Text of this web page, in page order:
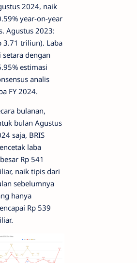
2024, naik
year-on-year
Agustus 2023:
3.71 triliun). Laba
setara dengan
estimasi
analis
FY 2024.
bulanan,
bulan Agustus
saja, BRIS
laba
Rp 541
naik tipis dari
sebelumnya
hanya
Rp 539